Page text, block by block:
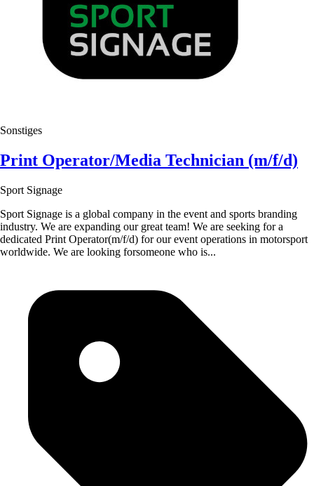
Sonstiges
Print Operator/Media Technician (m/f/d)
Sport Signage
Sport Signage is a global company in the event and sports branding
industry. We are expanding our great team! We are seeking for a
dedicated Print Operator(m/f/d) for our event operations in motorsport
worldwide. We are looking forsomeone who is...